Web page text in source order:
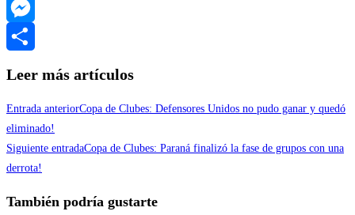
WhatsApp
Messenger
Leer más artículos
Entrada anteriorCopa de Clubes: Defensores Unidos no pudo ganar y quedó
eliminado!
Siguiente entradaCopa de Clubes: Paraná finalizó la fase de grupos con una
derrota!
También podría gustarte